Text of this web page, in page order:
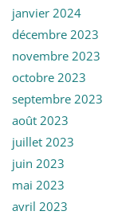
janvier 2024
décembre 2023
novembre 2023
octobre 2023
septembre 2023
août 2023
juillet 2023
juin 2023
mai 2023
avril 2023